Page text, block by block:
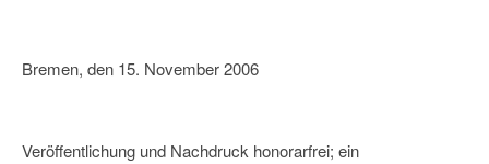
Bremen, den 15. November 2006
Veröffentlichung und Nachdruck honorarfrei; ein